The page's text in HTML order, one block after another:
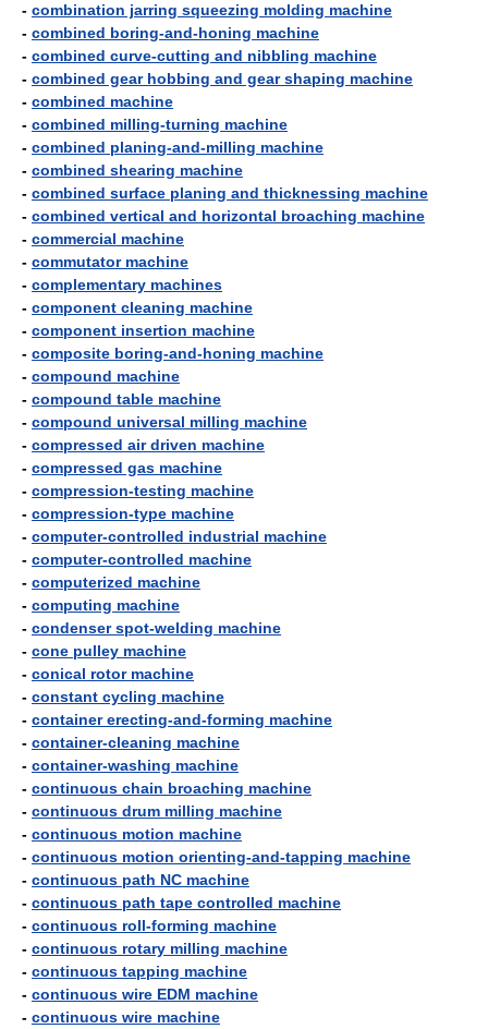
- combination jarring squeezing molding machine
- combined boring-and-honing machine
- combined curve-cutting and nibbling machine
- combined gear hobbing and gear shaping machine
- combined machine
- combined milling-turning machine
- combined planing-and-milling machine
- combined shearing machine
- combined surface planing and thicknessing machine
- combined vertical and horizontal broaching machine
- commercial machine
- commutator machine
- complementary machines
- component cleaning machine
- component insertion machine
- composite boring-and-honing machine
- compound machine
- compound table machine
- compound universal milling machine
- compressed air driven machine
- compressed gas machine
- compression-testing machine
- compression-type machine
- computer-controlled industrial machine
- computer-controlled machine
- computerized machine
- computing machine
- condenser spot-welding machine
- cone pulley machine
- conical rotor machine
- constant cycling machine
- container erecting-and-forming machine
- container-cleaning machine
- container-washing machine
- continuous chain broaching machine
- continuous drum milling machine
- continuous motion machine
- continuous motion orienting-and-tapping machine
- continuous path NC machine
- continuous path tape controlled machine
- continuous roll-forming machine
- continuous rotary milling machine
- continuous tapping machine
- continuous wire EDM machine
- continuous wire machine